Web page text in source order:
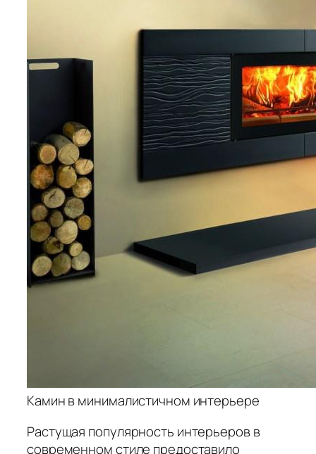
Камин в минималистичном интерьере
Растущая популярность интерьеров в
современном стиле предоставило